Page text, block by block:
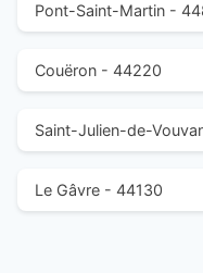
Pont-Saint-Martin -
Couëron - 44220
Saint-Julien-de-
Le Gâvre - 44130